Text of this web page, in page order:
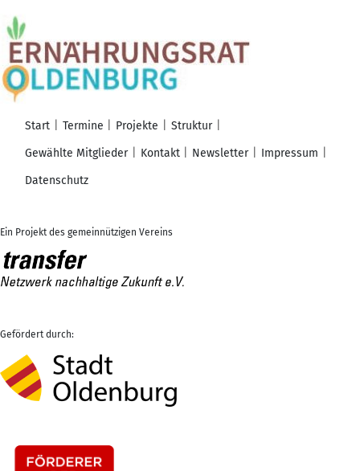
Start Termine Projekte
Struktur
Gewählte Mitglieder
Kontakt Newsletter
Impressum
Datenschutz
Ein Projekt des gemeinnützigen Vereins
Gefördert durch: